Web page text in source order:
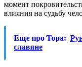
момент
влияния на судьбу
Еще про Тора:
славяне